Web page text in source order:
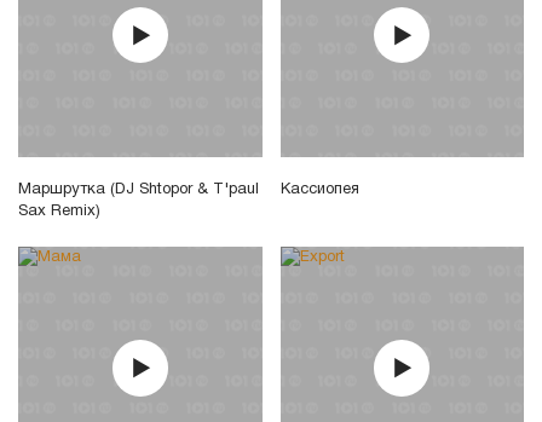
Маршрутка (DJ Shtopor & T'paul
Sax Remix)
Кассиопея